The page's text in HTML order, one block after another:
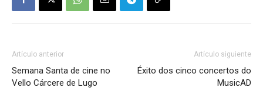
Artículo anterior
Semana Santa de cine no
Vello Cárcere de Lugo
Artículo siguiente
Éxito dos cinco concertos do
MusicAD